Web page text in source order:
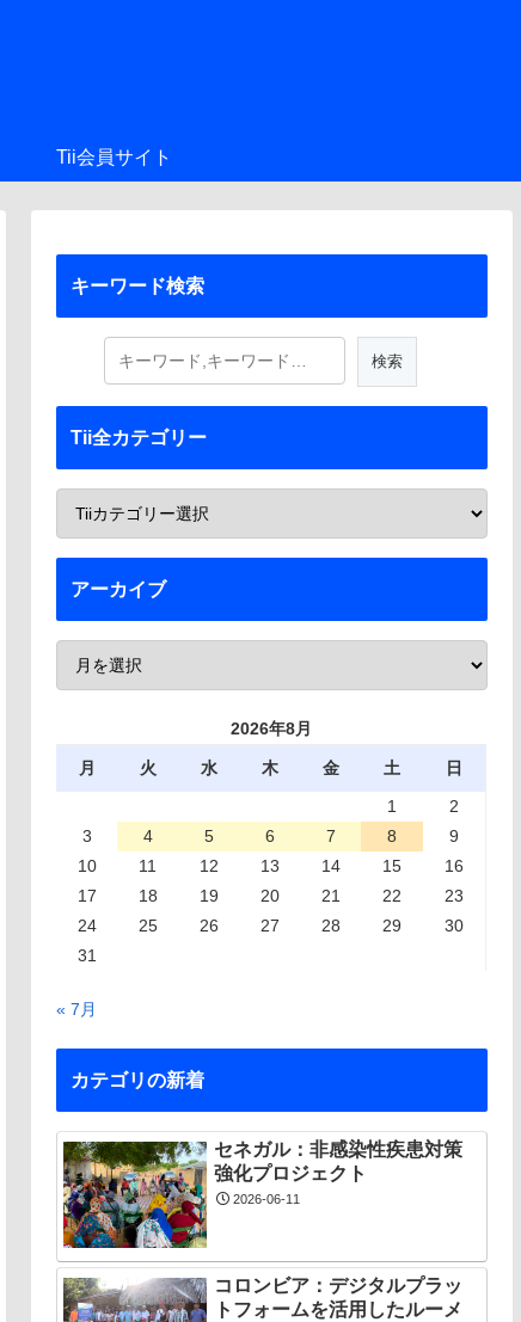
Tii会員サイト
キーワード検索
Tii全カテゴリー
アーカイブ
2026年8月
月 火 水 木 金 土
日
1
2
3
4 5 6 7 8
9
10
11 12 13 14 15
16
17
18 19 20 21 22
23
24
25 26 27 28 29
30
31
« 7月
カテゴリの新着
セネガル：非感染性疾患対策
強化プロジェクト
2026-06-11
コロンビア：デジタルプラッ
トフォームを活用したルーメ